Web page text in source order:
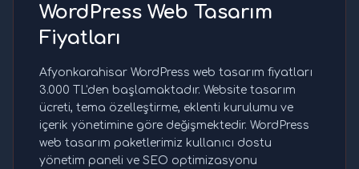
WordPress Web Tasarım
Fiyatları
Afyonkarahisar WordPress web tasarım fiyatları
3.000 TL'den başlamaktadır. Website tasarım
ücreti, tema özelleştirme, eklenti kurulumu ve
içerik yönetimine göre değişmektedir. WordPress
web tasarım paketlerimiz kullanıcı dostu
yönetim paneli ve SEO optimizasyonu